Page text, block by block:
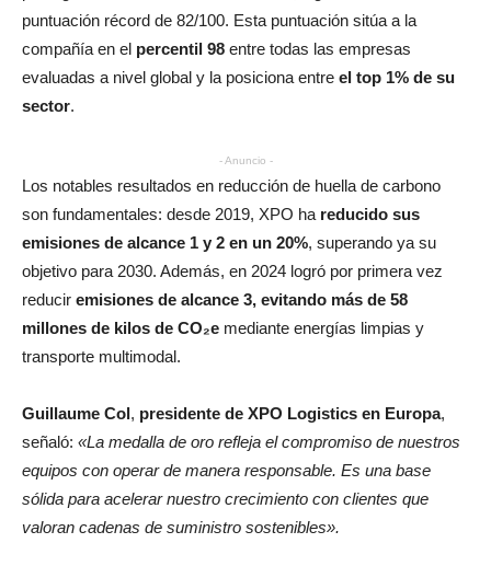
puntuación récord de 82/100. Esta puntuación sitúa a la
compañía en el percentil 98 entre todas las empresas
evaluadas a nivel global y la posiciona entre el top 1% de su
sector.
- Anuncio -
Los notables resultados en reducción de huella de carbono
son fundamentales: desde 2019, XPO ha reducido sus
emisiones de alcance 1 y 2 en un 20%, superando ya su
objetivo para 2030. Además, en 2024 logró por primera vez
reducir emisiones de alcance 3, evitando más de 58
millones de kilos de CO₂e mediante energías limpias y
transporte multimodal.
Guillaume Col, presidente de XPO Logistics en Europa,
señaló: «La medalla de oro refleja el compromiso de nuestros
equipos con operar de manera responsable. Es una base
sólida para acelerar nuestro crecimiento con clientes que
valoran cadenas de suministro sostenibles».